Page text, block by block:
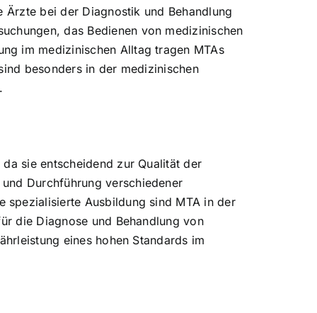
Ärzte bei der Diagnostik und Behandlung
das Bedienen von medizinischen
im medizinischen Alltag tragen MTAs
besonders in der medizinischen
sie entscheidend zur Qualität der
Durchführung verschiedener
spezialisierte Ausbildung sind MTA in der
die Diagnose und Behandlung von
eines hohen Standards im